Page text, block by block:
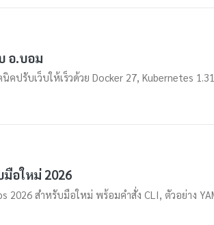
อ.บอม
ปรับเว็บให้เร็วด้วย Docker 27, Kubernetes
อใหม่ 2026
2026 สำหรับมือใหม่ พร้อมคำสั่ง CLI, ตัวอย่าง